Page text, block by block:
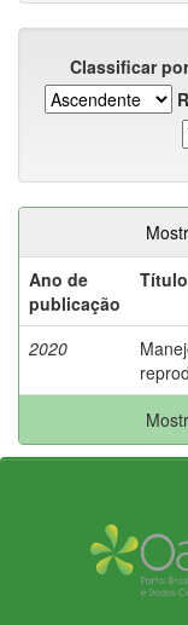
Classificar
Ano de
publicação
Título
2020